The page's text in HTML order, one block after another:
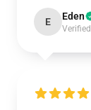
E Eden